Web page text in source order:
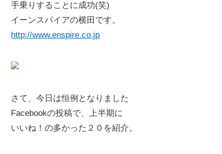
手乗りすることに成功(笑)
イーンスパイアの横田です。
http://www.enspire.co.jp
さて、今日は恒例となりました
Facebookの投稿で、上半期に
いいね！の多かった２０を紹介。